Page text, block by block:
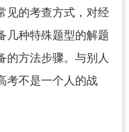
见的考查方式，对经
几种特殊题型的解题
的方法步骤。与别人
考不是一个人的战